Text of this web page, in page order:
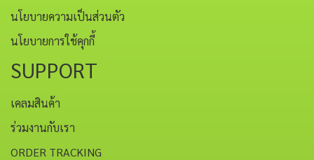
นโยบายความเป็นส่วนตัว
นโยบายการใช้คุกกี้
SUPPORT
เคลมสินค้า
ร่วมงานกับเรา
ORDER TRACKING